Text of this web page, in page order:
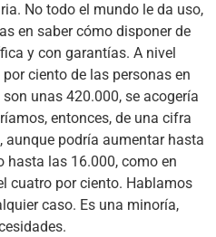
No todo el mundo le da uso,
en saber cómo disponer de
y con garantías. A nivel
ciento de las personas en
unas 420.000, se acogería
entonces, de una cifra
aunque podría aumentar hasta
hasta las 16.000, como en
cuatro por ciento. Hablamos
caso. Es una minoría,